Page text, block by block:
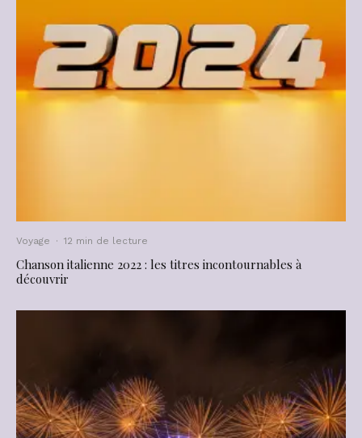
Voyage · 12 min de lecture
Chanson italienne 2022 : les titres incontournables à
découvrir